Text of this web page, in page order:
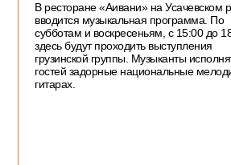
В ресторане «Аивани» на Усачевском
вводится музыкальная программа. По
субботам и воскресеньям, с 15:00 до
здесь будут проходить выступления
грузинской группы. Музыканты
гостей задорные национальные
гитарах.